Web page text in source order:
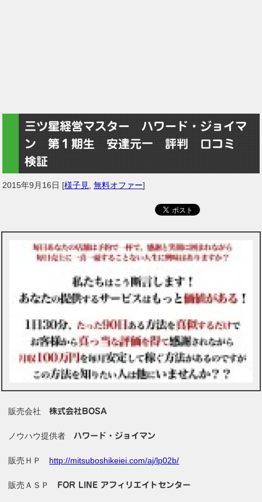
三ツ星経営マスター ハワード・ジョイマ
ン 第１期生 安達元一 評判 口コミ
検証
2015年9月16日 [様子見 ,無料オファー]
販売会社株式会社BOSA
ノウハウ提供者ハワード・ジョイマン
販売ＨＰ http://mitsuboshikeiei.com/aj/lp02b/
販売ＡＳＰ FOR LINE アフィリエイトセンター